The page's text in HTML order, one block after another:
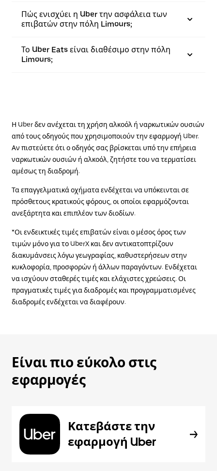
Πώς ενισχύει η Uber την ασφάλεια των
επιβατών στην πόλη Limours;
Το Uber Eats είναι διαθέσιμο στην πόλη
Limours;
Η Uber δεν ανέχεται τη χρήση αλκοόλ ή ναρκωτικών ουσιών
από τους οδηγούς που χρησιμοποιούν την εφαρμογή Uber.
Αν πιστεύετε ότι ο οδηγός σας βρίσκεται υπό την επήρεια
ναρκωτικών ουσιών ή αλκοόλ, ζητήστε του να τερματίσει
αμέσως τη διαδρομή.
Τα επαγγελματικά οχήματα ενδέχεται να υπόκεινται σε
πρόσθετους κρατικούς φόρους, οι οποίοι εφαρμόζονται
ανεξάρτητα και επιπλέον των διοδίων.
*Οι ενδεικτικές τιμές επιβατών είναι ο μέσος όρος των
τιμών μόνο για το UberX και δεν αντικατοπτρίζουν
διακυμάνσεις λόγω γεωγραφίας, καθυστερήσεων στην
κυκλοφορία, προσφορών ή άλλων παραγόντων. Ενδέχεται
να ισχύουν σταθερές τιμές και ελάχιστες χρεώσεις. Οι
πραγματικές τιμές για διαδρομές και προγραμματισμένες
διαδρομές ενδέχεται να διαφέρουν.
Είναι πιο εύκολο στις
εφαρμογές
Κατεβάστε την
εφαρμογή Uber